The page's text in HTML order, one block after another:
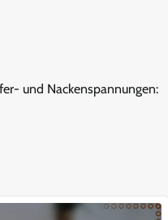
und Nackenspannungen: